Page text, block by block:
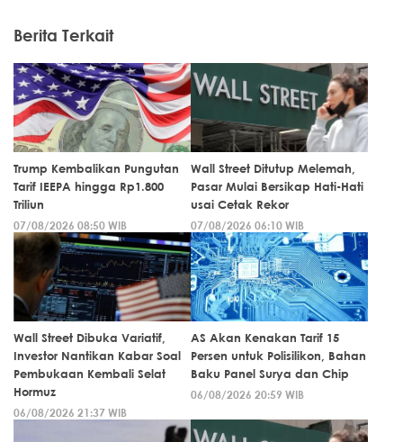
Berita Terkait
Trump Kembalikan Pungutan
Tarif IEEPA hingga Rp1.800
Triliun
07/08/2026 08:50 WIB
Wall Street Ditutup Melemah,
Pasar Mulai Bersikap Hati-Hati
usai Cetak Rekor
07/08/2026 06:10 WIB
Wall Street Dibuka Variatif,
Investor Nantikan Kabar Soal
Pembukaan Kembali Selat
Hormuz
06/08/2026 21:37 WIB
AS Akan Kenakan Tarif 15
Persen untuk Polisilikon, Bahan
Baku Panel Surya dan Chip
06/08/2026 20:59 WIB